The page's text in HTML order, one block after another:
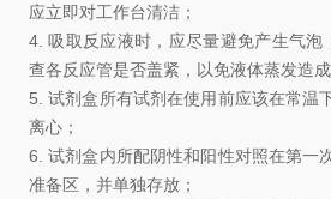
应立即对工作台清洁 ；
4.吸取反应液时，应尽量避免产生气泡
查各反应管是否盖紧，以免液体蒸发造
5.试剂盒所有试剂在使用前应该在常温
离心；
6.试剂盒内所配阴性和阳性对照在第一
准备区，并单独存放 ；